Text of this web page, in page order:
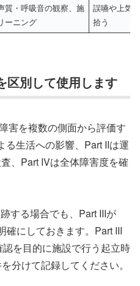
質・呼吸音の観察、施
ーニング
誤嚥や上気
拾う
区別して使用します
害を複数の側面から評価す
る生活への影響、Part IIは運
、Part IVは全体障害度を確
する場合でも、Part IIIが
確にしておきます。Part III
を目的に施設で行う起立時
分けて記録してください。